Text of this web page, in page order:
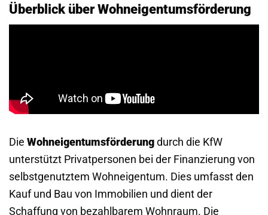
Überblick über Wohneigentumsförderung
Die Wohneigentumsförderungdurch die KfW
unterstützt Privatpersonen bei der Finanzierung von
selbstgenutztem Wohneigentum. Dies umfasst den
Kauf und Bau von Immobilien und dient der
Schaffung von bezahlbarem Wohnraum. Die